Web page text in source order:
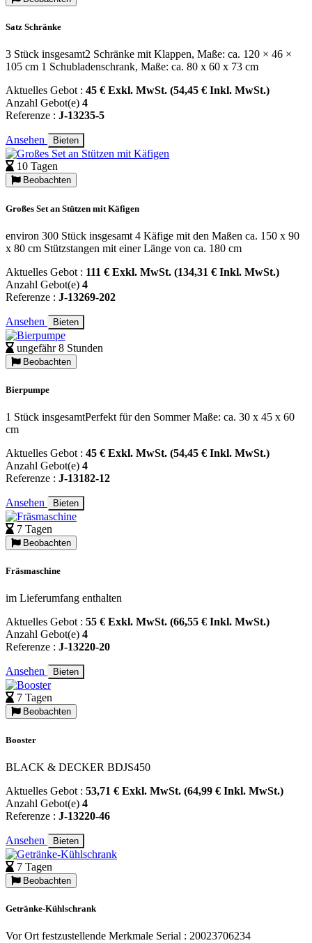
Satz Schränke
3 Stück insgesamt2 Schränke mit Klappen, Maße: ca. 120 × 46 ×
105 cm 1 Schubladenschrank, Maße: ca. 80 x 60 x 73 cm
Aktuelles Gebot : 45 € Exkl. MwSt. (54,45 € Inkl. MwSt.)
Anzahl Gebot(e) 4
Referenze : J-13235-5
Ansehen Bieten
10 Tagen
Beobachten
Großes Set an Stützen mit Käfigen
environ 300 Stück insgesamt 4 Käfige mit den Maßen ca. 150 x 90
x 80 cm Stützstangen mit einer Länge von ca. 180 cm
Aktuelles Gebot : 111 € Exkl. MwSt. (134,31 € Inkl. MwSt.)
Anzahl Gebot(e) 4
Referenze : J-13269-202
Ansehen Bieten
ungefähr 8 Stunden
Beobachten
Bierpumpe
1 Stück insgesamtPerfekt für den Sommer Maße: ca. 30 x 45 x 60
cm
Aktuelles Gebot : 45 € Exkl. MwSt. (54,45 € Inkl. MwSt.)
Anzahl Gebot(e) 4
Referenze : J-13182-12
Ansehen Bieten
7 Tagen
Beobachten
Fräsmaschine
im Lieferumfang enthalten
Aktuelles Gebot : 55 € Exkl. MwSt. (66,55 € Inkl. MwSt.)
Anzahl Gebot(e) 4
Referenze : J-13220-20
Ansehen Bieten
7 Tagen
Beobachten
Booster
BLACK & DECKER BDJS450
Aktuelles Gebot : 53,71 € Exkl. MwSt. (64,99 € Inkl. MwSt.)
Anzahl Gebot(e) 4
Referenze : J-13220-46
Ansehen Bieten
7 Tagen
Beobachten
Getränke-Kühlschrank
Vor Ort festzustellende Merkmale Serial : 20023706234